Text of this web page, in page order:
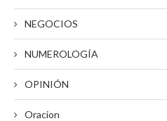
NEGOCIOS
NUMEROLOGÍA
OPINIÓN
Oracion